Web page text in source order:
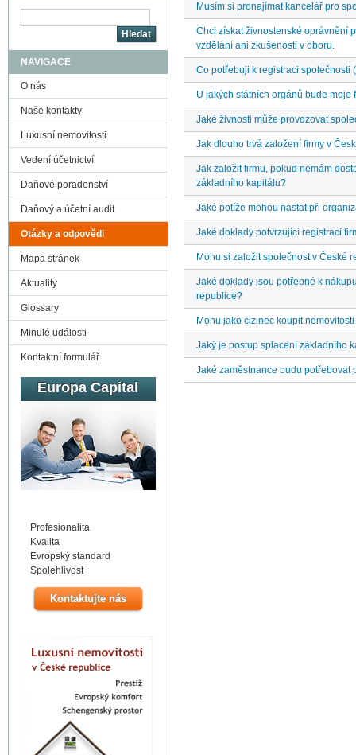
NAVIGACE
O nás
Naše kontakty
Luxusní nemovitosti
Vedení účetnictví
Daňové poradenství
Daňový a účetní audit
Otázky a odpovědi
Mapa stránek
Aktuality
Glossary
Minulé události
Kontaktní formulář
Europa Capital
Profesionalita
Kvalita
Evropský standard
Spolehlivost
Kontaktujte nás
Musím si pronajímat kancelář pro
Chci získat živnostenské oprávnění
vzdělání ani zkušenosti v oboru.
Co potřebuji k registraci společnosti
U jakých státních orgánů bude moje
Jaké živnosti může provozovat
Jak dlouho trvá založení firmy v
Jak založit firmu, pokud nemám
základního kapitálu?
Jaké potíže mohou nastat při
Jaké doklady potvrzující registraci
Mohu si založit společnost v České
Jaké doklady jsou potřebné k
republice?
Mohu jako cizinec koupit
Jaký je postup splacení základního
Jaké zaměstnance budu potřebovat